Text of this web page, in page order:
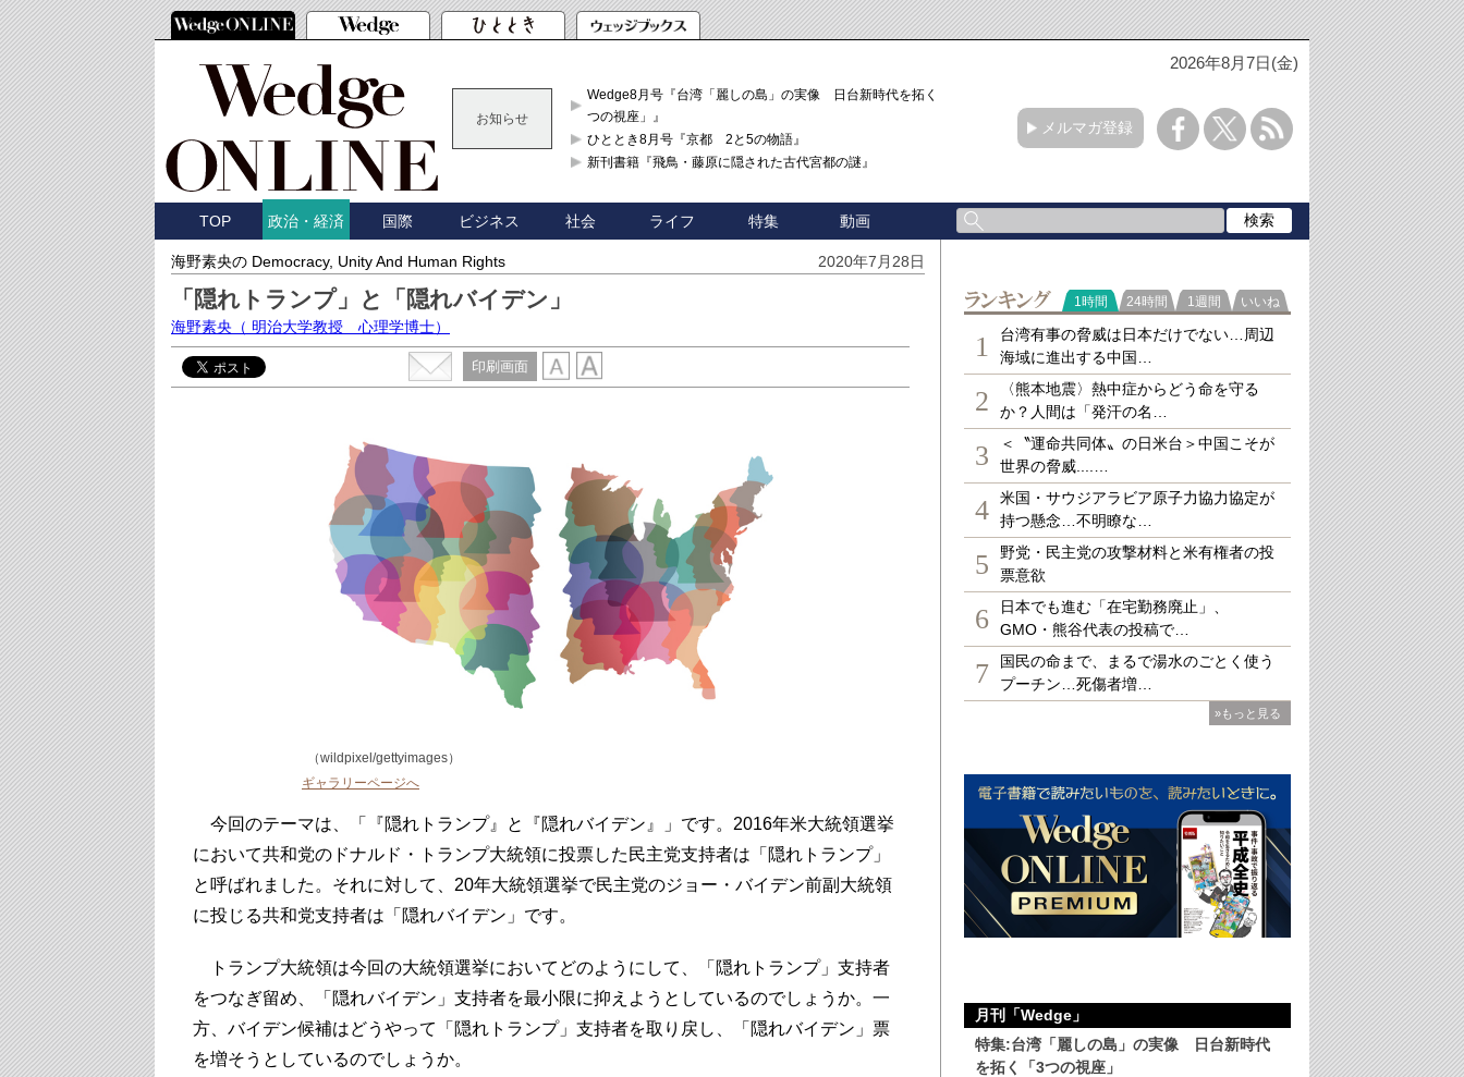
2026年8月7日(金)
お知らせ
Wedge8月号『台湾「麗しの島」の実像 日台新時代を拓く「3
つの視座」』
ひととき8月号『京都 2と5の物語』
新刊書籍『飛鳥・藤原に隠された古代宮都の謎』
メルマガ登録
TOP 政治・経済 国際 ビジネス 社会 ライフ 特集 動画
海野素央の Democracy, Unity And Human Rights 2020年7月28日
「隠れトランプ」と「隠れバイデン」
海野素央 （ 明治大学教授 心理学博士）
印刷画面
（wildpixel/gettyimages）
ギャラリーページへ
今回のテーマは、「『隠れトランプ』と『隠れバイデン』」です。2016年米大統領選挙
において共和党のドナルド・トランプ大統領に投票した民主党支持者は「隠れトランプ」
と呼ばれました。それに対して、20年大統領選挙で民主党のジョー・バイデン前副大統領
に投じる共和党支持者は「隠れバイデン」です。
トランプ大統領は今回の大統領選挙においてどのようにして、「隠れトランプ」支持者
をつなぎ留め、「隠れバイデン」支持者を最小限に抑えようとしているのでしょうか。一
方、バイデン候補はどうやって「隠れトランプ」支持者を取り戻し、「隠れバイデン」票
を増そうとしているのでしょうか。
ランキング
1時間 24時間 1週間 いいね
1
台湾有事の脅威は日本だけでない…周辺
海域に進出する中国…
2
〈熊本地震〉熱中症からどう命を守る
か？人間は「発汗の名…
3
＜〝運命共同体〟の日米台＞中国こそが
世界の脅威....…
4
米国・サウジアラビア原子力協力協定が
持つ懸念…不明瞭な…
5
野党・民主党の攻撃材料と米有権者の投
票意欲
6
日本でも進む「在宅勤務廃止」、
GMO・熊谷代表の投稿で…
7
国民の命まで、まるで湯水のごとく使う
プーチン…死傷者増…
»もっと見る
月刊「Wedge」
特集:台湾「麗しの島」の実像 日台新時代
を拓く「3つの視座」